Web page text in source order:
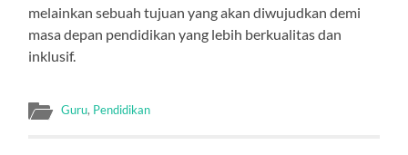
melainkan sebuah tujuan yang akan diwujudkan demi
masa depan pendidikan yang lebih berkualitas dan
inklusif.
Guru, Pendidikan